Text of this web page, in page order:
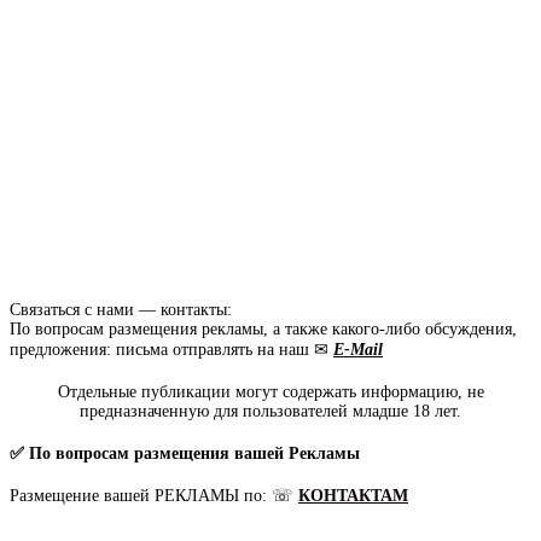
Связаться с нами — контакты:
По вопросам размещения рекламы, а также какого-либо обсуждения,
предложения: письма отправлять на наш ✉ E-Mail
Отдельные публикации могут содержать информацию, не
предназначенную для пользователей младше 18 лет.
✅ По вопросам размещения вашей Рекламы
Размещение вашей РЕКЛАМЫ по: ☏ КОНТАКТАМ